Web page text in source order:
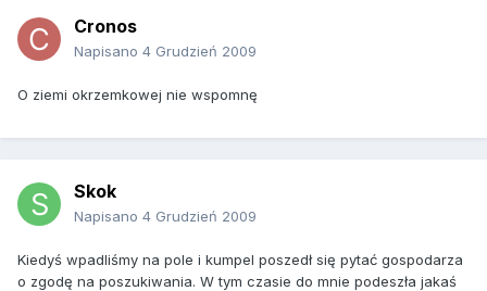
Cronos
Napisano 4 Grudzień 2009
O ziemi okrzemkowej nie wspomnę
Skok
Napisano 4 Grudzień 2009
Kiedyś wpadliśmy na pole i kumpel poszedł się pytać gospodarza
o zgodę na poszukiwania. W tym czasie do mnie podeszła jakaś